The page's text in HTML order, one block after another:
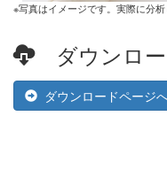
※写真はイメージです。実際に分
ダウンロー
ダウンロードページ